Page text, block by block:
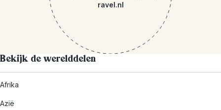
ravel.nl
Bekijk de werelddelen
Afrika
Azië